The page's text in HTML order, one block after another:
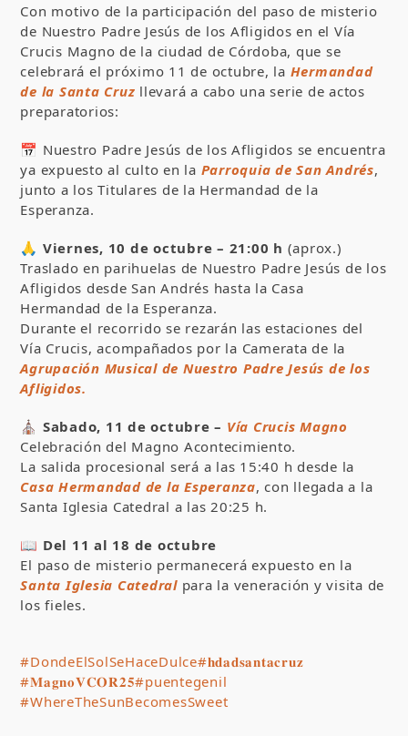
Con motivo de la participación del paso de misterio
de Nuestro Padre Jesús de los Afligidos en el Vía
Crucis Magno de la ciudad de Córdoba, que se
celebrará el próximo 11 de octubre, la Hermandad
de la Santa Cruz llevará a cabo una serie de actos
preparatorios:
📅 Nuestro Padre Jesús de los Afligidos se encuentra
ya expuesto al culto en la Parroquia de San Andrés,
junto a los Titulares de la Hermandad de la
Esperanza.
🙏 Viernes, 10 de octubre – 21:00 h (aprox.)
Traslado en parihuelas de Nuestro Padre Jesús de los
Afligidos desde San Andrés hasta la Casa
Hermandad de la Esperanza.
Durante el recorrido se rezarán las estaciones del
Vía Crucis, acompañados por la Camerata de la
Agrupación Musical de Nuestro Padre Jesús de los
Afligidos.
⛪ Sabado, 11 de octubre – Vía Crucis Magno
Celebración del Magno Acontecimiento.
La salida procesional será a las 15:40 h desde la
Casa Hermandad de la Esperanza, con llegada a la
Santa Iglesia Catedral a las 20:25 h.
📖 Del 11 al 18 de octubre
El paso de misterio permanecerá expuesto en la
Santa Iglesia Catedralpara la veneración y visita de
los fieles.
#DondeElSolSeHaceDulce#𝐡𝐝𝐚𝐝𝐬𝐚𝐧𝐭𝐚𝐜𝐫𝐮𝐳
#𝐌𝐚𝐠𝐧𝐨𝐕𝐂𝐎𝐑𝟐𝟓#puentegenil
#WhereTheSunBecomesSweet